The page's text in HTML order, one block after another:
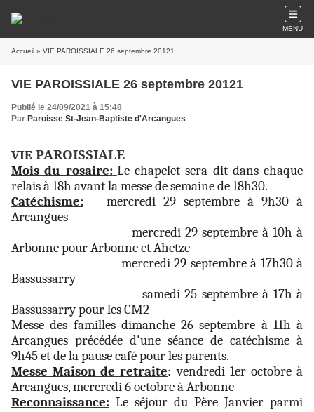
MENU
Accueil » VIE PAROISSIALE 26 septembre 20121
VIE PAROISSIALE 26 septembre 20121
Publié le 24/09/2021 à 15:48
Par Paroisse St-Jean-Baptiste d'Arcangues
VIE PAROISSIALE
Mois du rosaire: Le chapelet sera dit dans chaque
relais à 18h avant la messe de semaine de 18h30.
Catéchisme: mercredi 29 septembre à 9h30 à
Arcangues
mercredi 29 septembre à 10h à
Arbonne pour Arbonne et Ahetze
mercredi 29 septembre à 17h30 à
Bassussarry
samedi 25 septembre à 17h à
Bassussarry pour les CM2
Messe des familles dimanche 26 septembre à 11h à
Arcangues précédée d'une séance de catéchisme à
9h45 et de la pause café pour les parents.
Messe Maison de retraite: vendredi 1er octobre à
Arcangues, mercredi 6 octobre à Arbonne
Reconnaissance: Le séjour du Père Janvier parmi